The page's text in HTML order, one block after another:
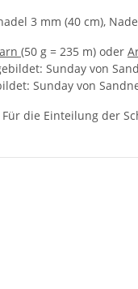
3 mm (40 cm),
(50 g = 235 m) oder
Sunday von
Sunday von
die Einteilung der